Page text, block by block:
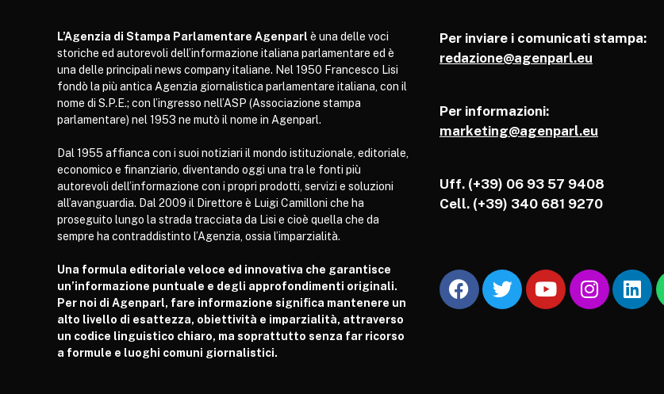
L’Agenzia di Stampa Parlamentare Agenparl è una delle voci
storiche ed autorevoli dell’informazione italiana parlamentare ed è
una delle principali news company italiane. Nel 1950 Francesco Lisi
fondò la più antica Agenzia giornalistica parlamentare italiana, con il
nome di S.P.E.; con l’ingresso nell’ASP (Associazione stampa
parlamentare) nel 1953 ne mutò il nome in Agenparl.
Dal 1955 affianca con i suoi notiziari il mondo istituzionale, editoriale,
economico e finanziario, diventando oggi una tra le fonti più
autorevoli dell’informazione con i propri prodotti, servizi e soluzioni
all’avanguardia. Dal 2009 il Direttore è Luigi Camilloni che ha
proseguito lungo la strada tracciata da Lisi e cioè quella che da
sempre ha contraddistinto l’Agenzia, ossia l’imparzialità.
Una formula editoriale veloce ed innovativa che garantisce
un’informazione puntuale e degli approfondimenti originali.
Per noi di Agenparl, fare informazione significa mantenere un
alto livello di esattezza, obiettività e imparzialità, attraverso
un codice linguistico chiaro, ma soprattutto senza far ricorso
a formule e luoghi comuni giornalistici.
Per inviare i comunicati stampa:
redazione@agenparl.eu
Per informazioni:
marketing@agenparl.eu
Uff. (+39) 06 93 57 9408
Cell. (+39) 340 681 9270